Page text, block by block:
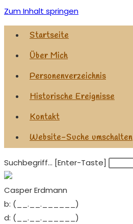
Zum Inhalt springen
Startseite
Über Mich
Personenverzeichnis
Historische Ereignisse
Kontakt
Website-Suche umschalten
Suchbegriff... [Enter-Taste]
Casper Erdmann
b: (__.__.______)
d: (__.__.______)